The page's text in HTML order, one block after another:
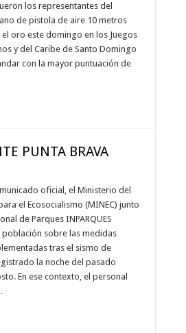
los representantes del
de pistola de aire 10 metros
oro este domingo en los Juegos
y del Caribe de Santo Domingo
con la mayor puntuación de
PUNTA BRAVA
oficial, el Ministerio del
el Ecosocialismo (MINEC) junto
de Parques INPARQUES
sobre las medidas
tras el sismo de
la noche del pasado
En ese contexto, el personal